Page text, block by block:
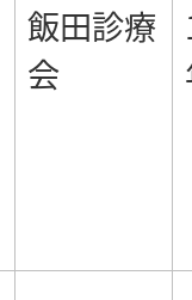
飯田診療
会